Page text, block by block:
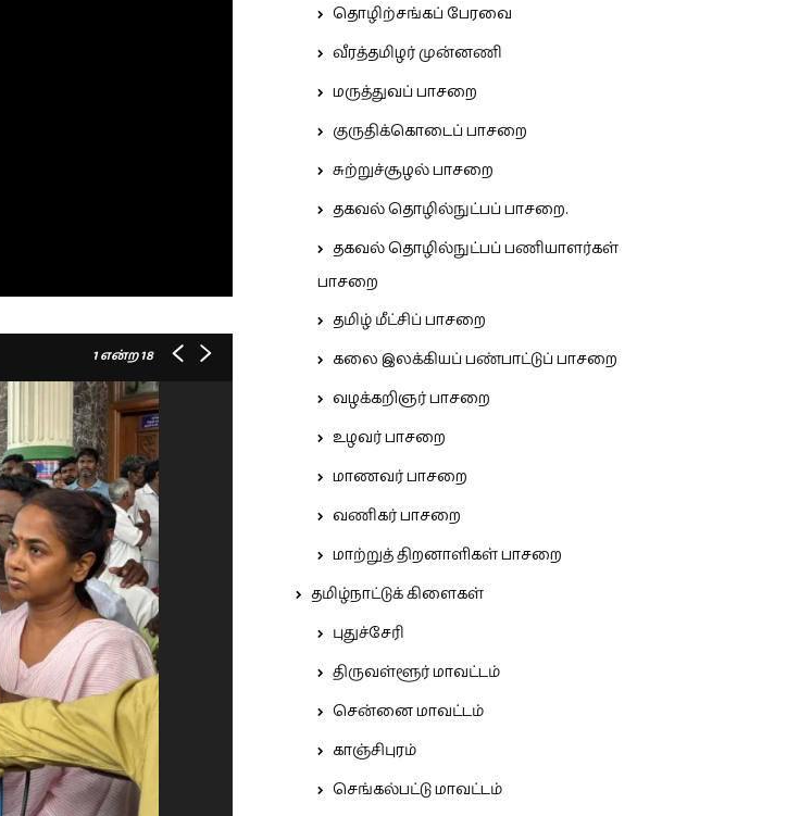
1என்ற 18
தொழிற்சங்கப் பேரவை
வீரத்தமிழர் முன்னணி
மருத்துவப் பாசறை
குருதிக்கொடைப் பாசறை
சுற்றுச்சூழல் பாசறை
தகவல் தொழில்நுட்பப் பாசறை.
தகவல் தொழில்நுட்பப் பணியாளர்கள்
பாசறை
தமிழ் மீட்சிப் பாசறை
கலை இலக்கியப் பண்பாட்டுப் பாசறை
வழக்கறிஞர் பாசறை
உழவர் பாசறை
மாணவர் பாசறை
வணிகர் பாசறை
மாற்றுத் திறனாளிகள் பாசறை
தமிழ்நாட்டுக் கிளைகள்
புதுச்சேரி
திருவள்ளூர் மாவட்டம்
சென்னை மாவட்டம்
காஞ்சிபுரம்
செங்கல்பட்டு மாவட்டம்